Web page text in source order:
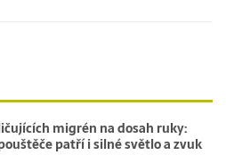
migrén na dosah ruky:
patří i silné světlo a zvuk